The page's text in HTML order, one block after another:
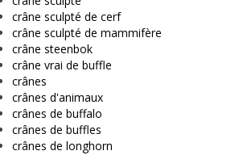
crâne sculpté de cerf
crâne sculpté de mammifère
crâne steenbok
crâne vrai de buffle
crânes
crânes d'animaux
crânes de buffalo
crânes de buffles
crânes de longhorn